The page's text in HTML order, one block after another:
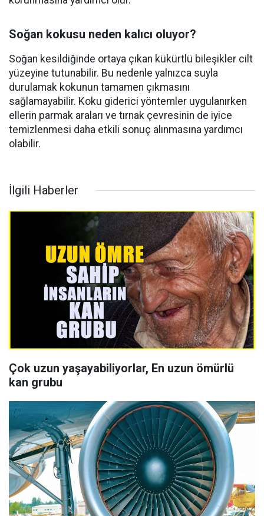
Soğan kokusu neden kalıcı oluyor?
Soğan kesildiğinde ortaya çıkan kükürtlü bileşikler cilt
yüzeyine tutunabilir. Bu nedenle yalnızca suyla
durulamak kokunun tamamen çıkmasını
sağlamayabilir. Koku giderici yöntemler uygulanırken
ellerin parmak araları ve tırnak çevresinin de iyice
temizlenmesi daha etkili sonuç alınmasına yardımcı
olabilir.
İlgili Haberler
Çok uzun yaşayabiliyorlar, En uzun ömürlü
kan grubu